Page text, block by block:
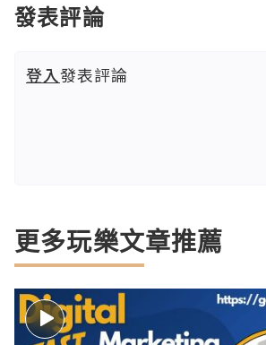
發表評論
登入發表評論
更多玩樂文章推薦